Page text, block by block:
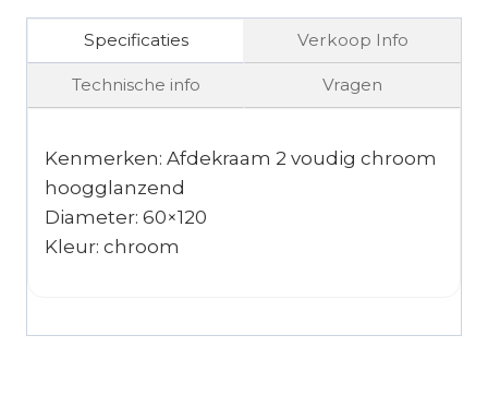
Specificaties Verkoop Info
Technische info Vragen
Kenmerken: Afdekraam 2 voudig chroom
hoogglanzend
Diameter: 60×120
Kleur: chroom